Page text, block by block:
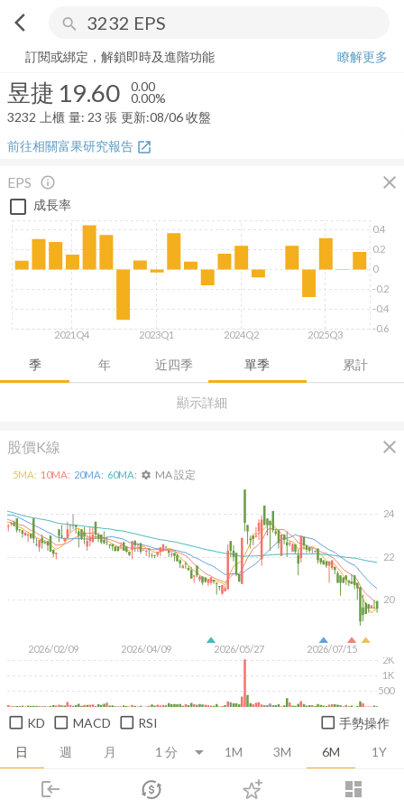
arrow_back_ios search
login dashboard
市場 登入
昱捷 19.600.00%
訂閱或綁定，解鎖即時及進階功能
瞭解更多
昱捷 19.60 0.00
0.00%
3232
上櫃 量: 23 張 更新:08/06 收盤
前往相關富果研究報告 open_in_new
EPS close
顯示詳細
info_outline
季 年 近四季 單季 累計
成長率
2021Q4 2023Q1 2024Q2 2025Q3
-0.6
-0.4
-0.2
0
0.2
0.4
股價K線 close
日 週 月 1M 3M 6M 1Y
2026/02/09 2026/04/09 2026/05/27 2026/07/15
20
22
24
500
1K
2K
5MA: 10MA: 20MA: 60MA: settings MA 設定
KD MACD RSI 手勢操作
推薦卡片 消息面 財務報